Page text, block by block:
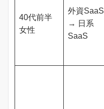
40代前半
女性
外資SaaS
→ 日系
SaaS